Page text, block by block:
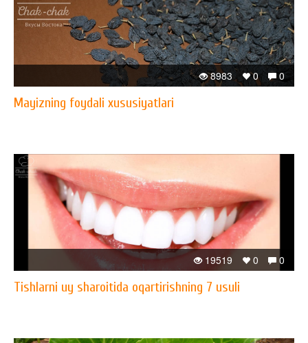
0
0
8983
Mayizning foydali xususiyatlari
0
0
19519
Tishlarni uy sharoitida oqartirishning 7 usuli